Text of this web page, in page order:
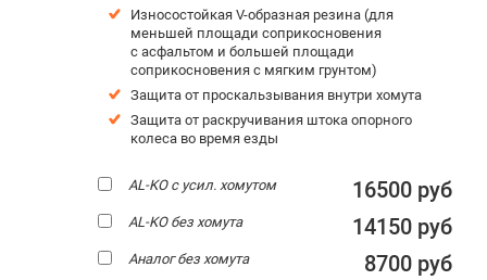
Износостойкая V-образная резина (для
меньшей площади соприкосновения
с асфальтом и большей площади
соприкосновения с мягким грунтом)
Защита от проскальзывания внутри хомута
Защита от раскручивания штока опорного
колеса во время езды
AL-KO с усил. хомутом 16500 руб
AL-KO без хомута 14150 руб
Аналог без хомута 8700 руб